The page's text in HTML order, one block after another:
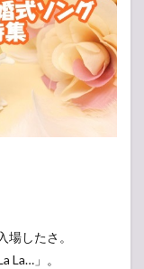
場したさ。
La…」。